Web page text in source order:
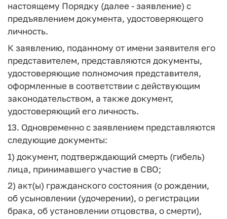
настоящему Порядку (далее - заявление) с
предъявлением документа, удостоверяющего
личность.
К заявлению, поданному от имени заявителя его
представителем, представляются документы,
удостоверяющие полномочия представителя,
оформленные в соответствии с действующим
законодательством, а также документ,
удостоверяющий его личность.
13. Одновременно с заявлением представляются
следующие документы:
1) документ, подтверждающий смерть (гибель)
лица, принимавшего участие в СВО;
2) акт(ы) гражданского состояния (о рождении,
об усыновлении (удочерении), о регистрации
брака, об установлении отцовства, о смерти),